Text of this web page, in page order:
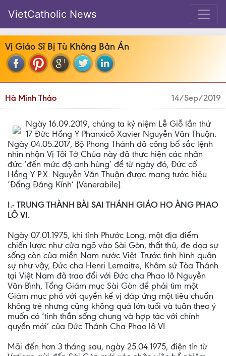
VietCatholic News
Vị Giáo Sĩ Bị Tù Không Bản Án
Hà Minh Thảo 14/Sep/2019
Ngày 16.09.2019, chúng ta kỷ niệm Lễ Giỗ lần thứ
17 Ðức Hồng Y Phanxicô Xavier Nguyễn Văn Thuận.
Ngày 04.05.2017, Bộ Phong Thánh đã công bố sắc lệnh
nhìn nhận Vị Tôi Tớ Chúa này đã thực hiện các nhân
đức ‘đến mức độ anh hùng’ để từ ngày đó, Ðức cố
Hồng Y P.X. Nguyễn Văn Thuận được mang tước hiệu
‘Đấng Đáng Kính’ (Venerabile).
I.- TRUNG THÀNH BÀI SAI THÁNH GIÁO HO ÀNG PHAO
LÔ VI.
Ngày 07.01.1975, khi tỉnh Phước Long, một địa điểm
chiến lược như cửa ngõ vào Sài Gòn, thất thủ, đe dọa sự
sống còn của miền Nam nước Việt. Trước tình hình quân
sự như vậy, Ðức cha Henri Lemaitre, Khâm sứ Tòa Thánh
tại Việt Nam đã trao đổi với Ðức cha Phao lô Nguyễn
Văn Bình, Tổng Giám mục Sài Gòn để phải tìm một
Giám mục phó với quyền kế vị đáp ứng một tiêu chuẩn
không trẻ nhưng cũng không quá lớn tuổi và tuân theo ý
muốn có ‘tinh thần sống chung và hợp tác với chính
quyền mới’ của Ðức Thánh Cha Phao lô VI.
Mãi đến hơn 3 tháng sau, ngày 25.04.1975, điện tín từ